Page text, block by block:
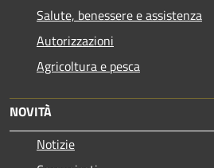
Salute, benessere e assistenza
Autorizzazioni
Agricoltura e pesca
NOVITÀ
Notizie